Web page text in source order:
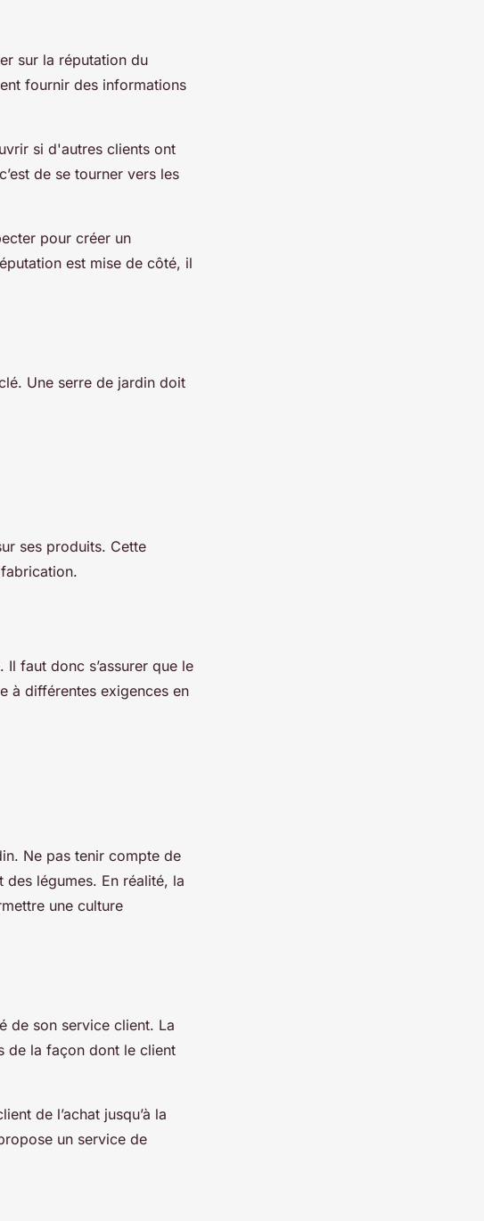
sur la réputation du
fournir des informations
si d'autres clients ont
de se tourner vers les
pour créer un
est mise de côté, il
Une serre de jardin doit
ses produits. Cette
faut donc s’assurer que le
à différentes exigences en
Ne pas tenir compte de
légumes. En réalité, la
une culture
de son service client. La
de la façon dont le client
de l’achat jusqu’à la
un service de